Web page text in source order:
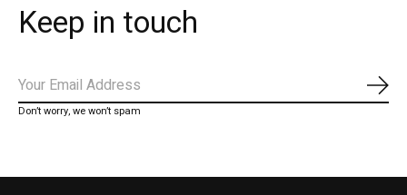
Keep in touch
Don’t worry, we won’t spam